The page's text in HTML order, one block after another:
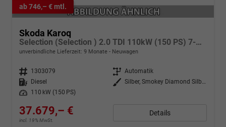
ab 746,– € mtl.
Skoda Karoq
Selection (Selection ) 2.0 TDI 110kW (150 PS) 7-Gang DSG 4x4
unverbindliche Lieferzeit: 9 Monate Neuwagen
Fahrzeugnr. 1303079 Getriebe Automatik
Kraftstoff
Diesel Außenfarbe
Silber, Smokey Diamond Silber Metallic
Leistung
110 kW (150 PS)
37.679,– €
incl. 19% MwSt.
Details